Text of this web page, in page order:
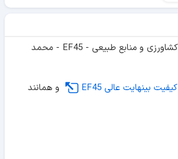
مدال یادبود وزارت کشاورزی و منابع طبیعی - EF45 - محمد
کیفیت بینهایت عالی EF45
و همانند